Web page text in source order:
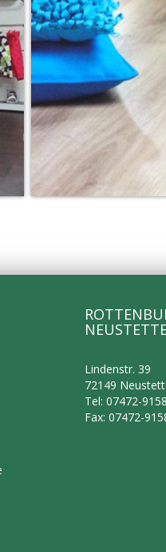
Lindenstr. 39
72149
Tel: 07472-
Fax: 07472-